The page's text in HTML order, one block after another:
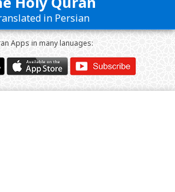
in Persian
Apps in many lanuages: